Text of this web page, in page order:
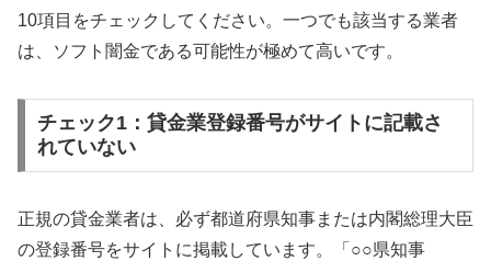
10項目をチェックしてください。一つでも該当する業者
は、ソフト闇金である可能性が極めて高いです。
チェック1：貸金業登録番号がサイトに記載さ
れていない
正規の貸金業者は、必ず都道府県知事または内閣総理大臣
の登録番号をサイトに掲載しています。「○○県知事